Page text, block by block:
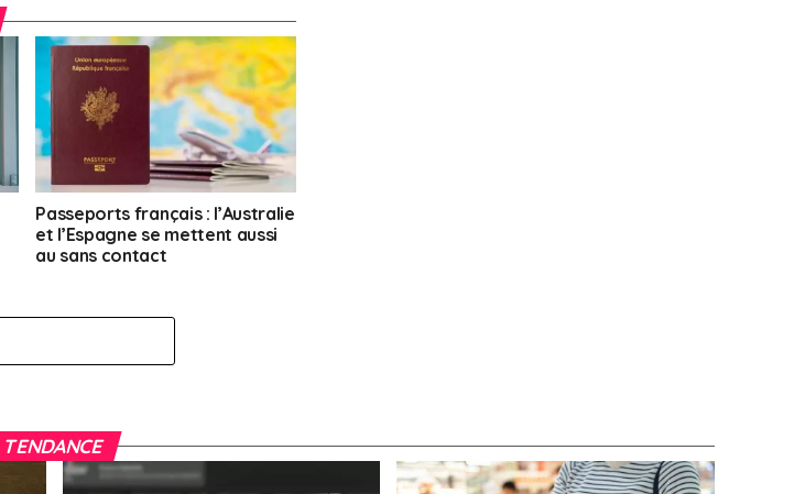
Passeports français : l’Australie
et l’Espagne se mettent aussi
au sans contact
TENDANCE